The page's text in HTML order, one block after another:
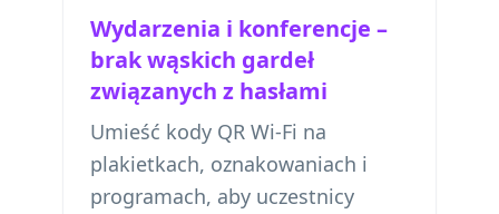
Wydarzenia i konferencje –
brak wąskich gardeł
związanych z hasłami
Umieść kody QR Wi-Fi na
plakietkach, oznakowaniach i
programach, aby uczestnicy